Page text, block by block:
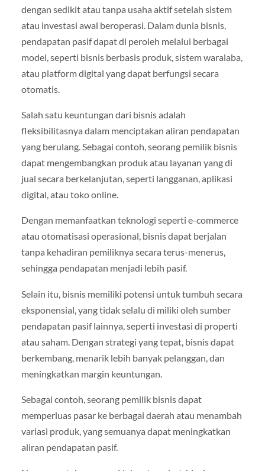
dengan sedikit atau tanpa usaha aktif setelah sistem
atau investasi awal beroperasi. Dalam dunia bisnis,
pendapatan pasif dapat di peroleh melalui berbagai
model, seperti bisnis berbasis produk, sistem waralaba,
atau platform digital yang dapat berfungsi secara
otomatis.
Salah satu keuntungan dari bisnis adalah
fleksibilitasnya dalam menciptakan aliran pendapatan
yang berulang. Sebagai contoh, seorang pemilik bisnis
dapat mengembangkan produk atau layanan yang di
jual secara berkelanjutan, seperti langganan, aplikasi
digital, atau toko online.
Dengan memanfaatkan teknologi seperti e-commerce
atau otomatisasi operasional, bisnis dapat berjalan
tanpa kehadiran pemiliknya secara terus-menerus,
sehingga pendapatan menjadi lebih pasif.
Selain itu, bisnis memiliki potensi untuk tumbuh secara
eksponensial, yang tidak selalu di miliki oleh sumber
pendapatan pasif lainnya, seperti investasi di properti
atau saham. Dengan strategi yang tepat, bisnis dapat
berkembang, menarik lebih banyak pelanggan, dan
meningkatkan margin keuntungan.
Sebagai contoh, seorang pemilik bisnis dapat
memperluas pasar ke berbagai daerah atau menambah
variasi produk, yang semuanya dapat meningkatkan
aliran pendapatan pasif.